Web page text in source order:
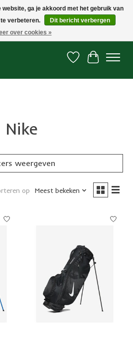
Onze oncourse Golfshop in Dordrecht is
Verlanglijst
Nike
weergeven
op Meest bekeken
website, ga je akkoord met het gebruik van
verbeteren.
Dit bericht verbergen
over cookies »